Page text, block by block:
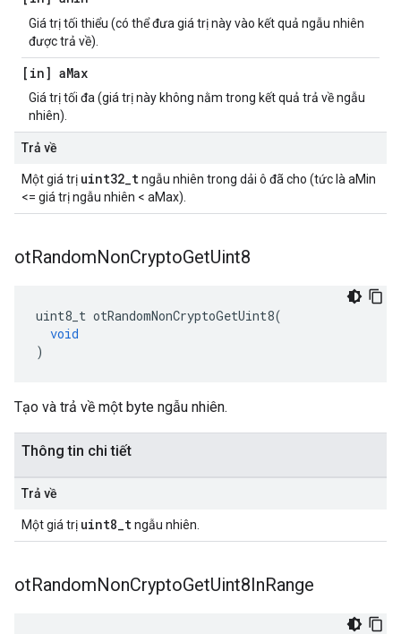
Giá trị tối thiểu (có thể đưa giá trị này vào kết quả ngẫu nhiên
được trả về).
[in] aMax
Giá trị tối đa (giá trị này không nằm trong kết quả trả về ngẫu
nhiên).
Trả về
Một giá trị uint32_tngẫu nhiên trong dải ô đã cho (tức là aMin
<= giá trị ngẫu nhiên < aMax).
otRandomNonCryptoGetUint8
uint8_t otRandomNonCryptoGetUint8(
void
)
Tạo và trả về một byte ngẫu nhiên.
Thông tin chi tiết
Trả về
Một giá trị uint8_tngẫu nhiên.
otRandomNonCryptoGetUint8InRange